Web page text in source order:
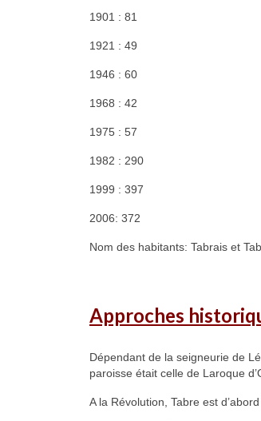
1901 : 81
1921 : 49
1946 : 60
1968 : 42
1975 : 57
1982 : 290
1999 : 397
2006: 372
Nom des habitants: Tabrais et
Approches
Dépendant de la seigneurie de
paroisse était celle de Laroque
A la Révolution, Tabre est